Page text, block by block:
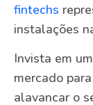
fintechs
instalações
Invista em
mercado
alavancar o